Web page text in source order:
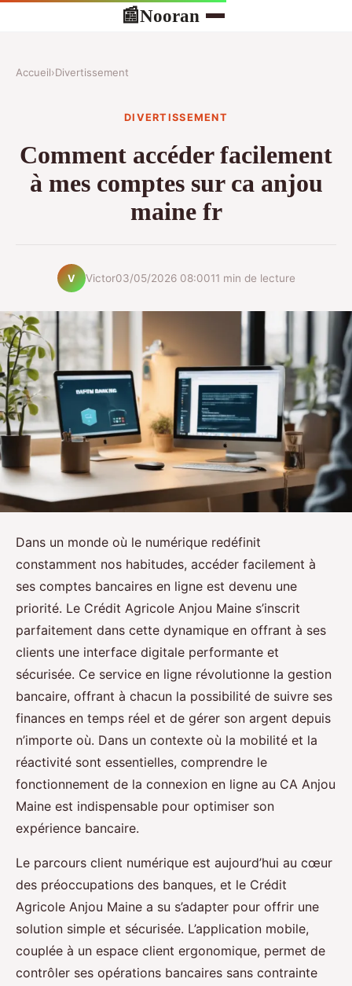
📰Nooran
Accueil›Divertissement
DIVERTISSEMENT
Comment accéder facilement
à mes comptes sur ca anjou
maine fr
V Victor03/05/2026 08:0011 min de lecture
Dans un monde où le numérique redéfinit
constamment nos habitudes, accéder facilement à
ses comptes bancaires en ligne est devenu une
priorité. Le Crédit Agricole Anjou Maine s’inscrit
parfaitement dans cette dynamique en offrant à ses
clients une interface digitale performante et
sécurisée. Ce service en ligne révolutionne la gestion
bancaire, offrant à chacun la possibilité de suivre ses
finances en temps réel et de gérer son argent depuis
n’importe où. Dans un contexte où la mobilité et la
réactivité sont essentielles, comprendre le
fonctionnement de la connexion en ligne au CA Anjou
Maine est indispensable pour optimiser son
expérience bancaire.
Le parcours client numérique est aujourd’hui au cœur
des préoccupations des banques, et le Crédit
Agricole Anjou Maine a su s’adapter pour offrir une
solution simple et sécurisée. L’application mobile,
couplée à un espace client ergonomique, permet de
contrôler ses opérations bancaires sans contrainte